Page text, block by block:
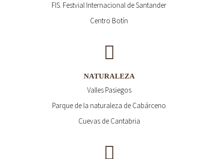
FIS. Festvial Internacional de Santander
Centro Botín
NATURALEZA
Valles Pasiegos
Parque de la naturaleza de Cabárceno
Cuevas de Cantabria